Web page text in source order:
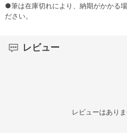
●筆は在庫切れにより、納期がかかる
ださい。
レビュー
レビューはありま